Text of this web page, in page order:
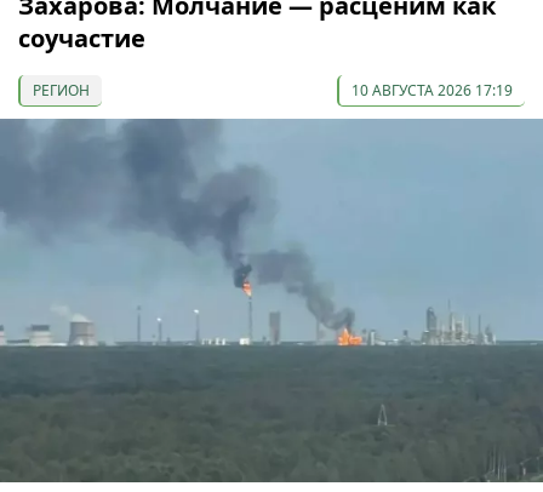
соучастие
РЕГИОН 10 АВГУСТА 2026 17:19